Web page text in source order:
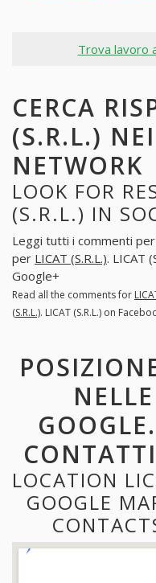
Trova lavoro
CERCA
(S.R.L.)
NETWORK
LOOK FOR
(S.R.L.) IN
Leggi tutti i commenti per
per LICAT (S.R.L.). LICAT
Google+
Read all the comments for
(S.R.L.). LICAT (S.R.L.) on
LOCATION
GOOGLE